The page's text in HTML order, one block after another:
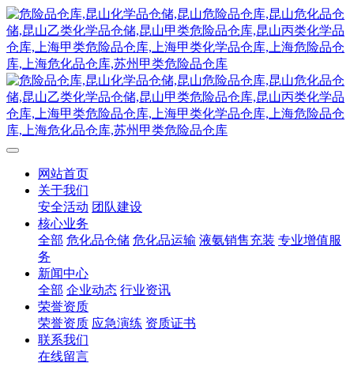
网站首页
关于我们
安全活动 团队建设
核心业务
全部 危化品仓储 危化品运输 液氨销售充装 专业增值服
务
新闻中心
全部 企业动态 行业资讯
荣誉资质
荣誉资质 应急演练 资质证书
联系我们
在线留言